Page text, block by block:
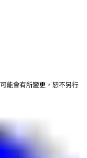
能會有所變更，恕不另行